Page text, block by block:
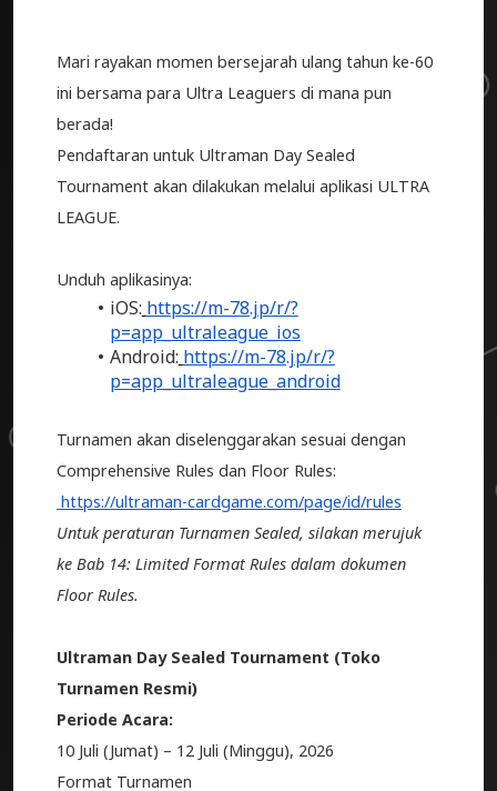
Mari rayakan momen bersejarah ulang tahun ke-60
ini bersama para Ultra Leaguers di mana pun
berada!
Pendaftaran untuk Ultraman Day Sealed
Tournament akan dilakukan melalui aplikasi ULTRA
LEAGUE.
Unduh aplikasinya:
iOS: https://m-78.jp/r/?
p=app_ultraleague_ios
Android: https://m-78.jp/r/?
p=app_ultraleague_android
Turnamen akan diselenggarakan sesuai dengan
Comprehensive Rules dan Floor Rules:
https://ultraman-cardgame.com/page/id/rules
Untuk peraturan Turnamen Sealed, silakan merujuk
ke Bab 14: Limited Format Rules dalam dokumen
Floor Rules.
Ultraman Day Sealed Tournament (Toko
Turnamen Resmi)
Periode Acara:
10 Juli (Jumat) – 12 Juli (Minggu), 2026
Format Turnamen